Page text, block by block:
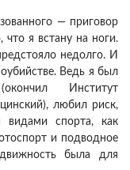
— приговор
я встану на ноги.
недолго. И
Ведь я был
Институт
любил риск,
видами спорта, как
и подводное
была для